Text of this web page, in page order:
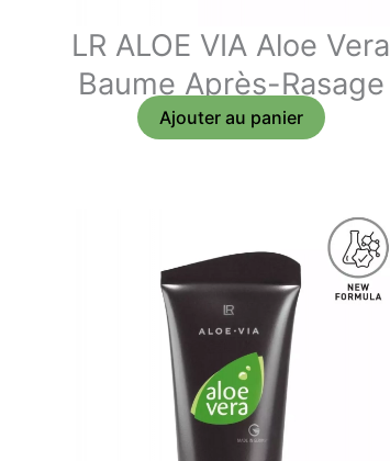
LR ALOE VIA Aloe Vera
Baume Après-Rasage
Ajouter au panier